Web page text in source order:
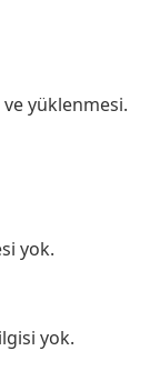
ve yüklenmesi.
yok.
yok.